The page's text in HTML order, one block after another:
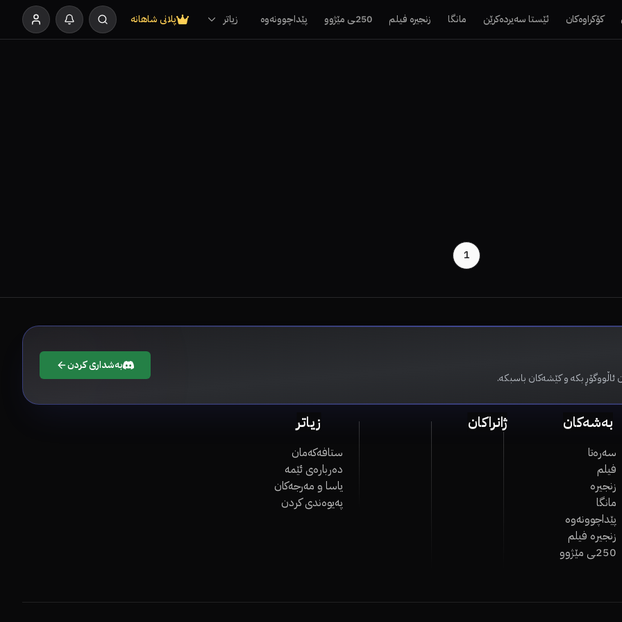
کۆکراوەکان ئێستا سەیردەکرێن مانگا زنجیرە فیلم 250ـی مێژوو پێداچوونەوە زیاتر پلانی شاهانە
1
ئاڵووگۆڕ بکە و کێشەکان باسبکە.
بەشداری کردن
بەشەکان
سەرەتا
فیلم
زنجیرە
مانگا
پێداچوونەوە
زنجیرە فیلم
250ـی مێژوو
ژانراکان زیاتر
ستافەکەمان
دەربارەی ئێمە
یاسا و مەرجەکان
پەیوەندی کردن